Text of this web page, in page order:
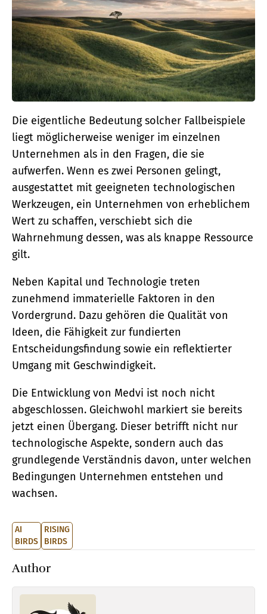
Die eigentliche Bedeutung solcher Fallbeispiele
liegt möglicherweise weniger im einzelnen
Unternehmen als in den Fragen, die sie
aufwerfen. Wenn es zwei Personen gelingt,
ausgestattet mit geeigneten technologischen
Werkzeugen, ein Unternehmen von erheblichem
Wert zu schaffen, verschiebt sich die
Wahrnehmung dessen, was als knappe Ressource
gilt.
Neben Kapital und Technologie treten
zunehmend immaterielle Faktoren in den
Vordergrund. Dazu gehören die Qualität von
Ideen, die Fähigkeit zur fundierten
Entscheidungsfindung sowie ein reflektierter
Umgang mit Geschwindigkeit.
Die Entwicklung von Medvi ist noch nicht
abgeschlossen. Gleichwohl markiert sie bereits
jetzt einen Übergang. Dieser betrifft nicht nur
technologische Aspekte, sondern auch das
grundlegende Verständnis davon, unter welchen
Bedingungen Unternehmen entstehen und
wachsen.
AI
BIRDS
RISING
BIRDS
Author